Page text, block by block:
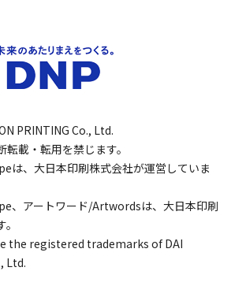
PRINTING Co., Ltd.
載・転用を禁じます。
は、大日本印刷株式会社が運営していま
、アートワード/Artwordsは、大日本印刷
the registered trademarks of DAI
Ltd.